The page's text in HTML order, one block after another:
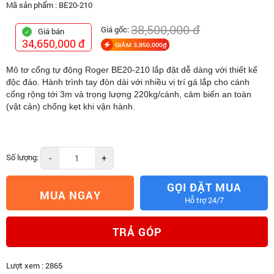
Mã sản phẩm : BE20-210
Giá bán
34,650,000 đ
Giá gốc:38,500,000 đ
GIẢM 3,850,000đ
Mô tơ cổng tự động Roger BE20-210 lắp đặt dễ dàng với thiết kế
độc đáo. Hành trình tay đòn dài với nhiều vị trí gá lắp cho cánh
cổng rộng tới 3m và trọng lượng 220kg/cánh, cảm biến an toàn
(vật cản) chống kẹt khi vận hành.
Số lượng: - +
MUA NGAY
GỌI ĐẶT MUA
Hỗ trợ 24/7
TRẢ GÓP
Lượt xem : 2865